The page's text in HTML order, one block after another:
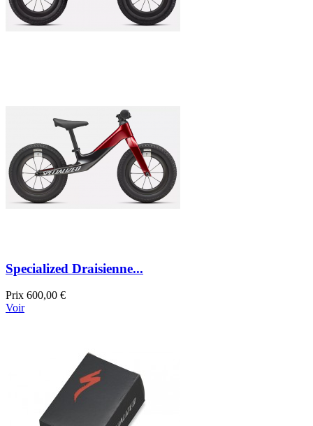
Specialized Draisienne...
Prix 600,00 €
Voir